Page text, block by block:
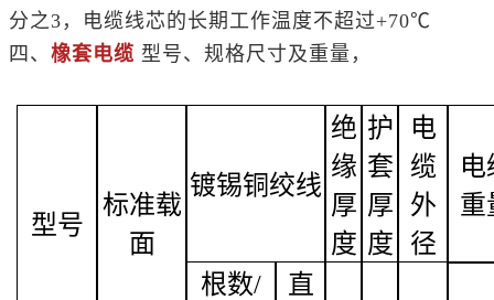
分之3，电缆线芯的长期工作温度不超过+70℃
四、 橡套电缆 型号、规格尺寸及重量，
型号
标准载
面
镀锡铜绞线
绝
缘
厚
度
护
套
厚
度
电
缆
外
径
电
重
根数/
直